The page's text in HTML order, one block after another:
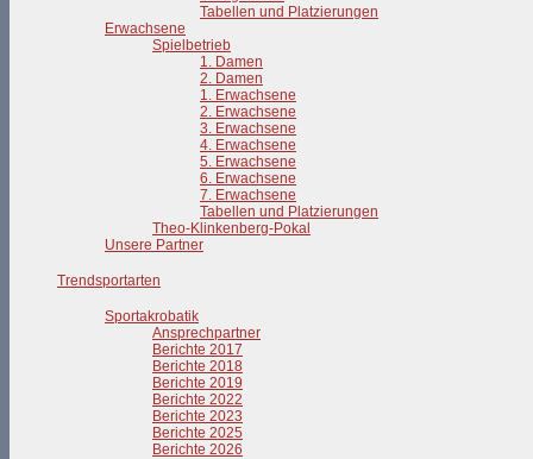
Tabellen und Platzierungen
Erwachsene
Spielbetrieb
1. Damen
2. Damen
1. Erwachsene
2. Erwachsene
3. Erwachsene
4. Erwachsene
5. Erwachsene
6. Erwachsene
7. Erwachsene
Tabellen und Platzierungen
Theo-Klinkenberg-Pokal
Unsere Partner
Trendsportarten
Sportakrobatik
Ansprechpartner
Berichte 2017
Berichte 2018
Berichte 2019
Berichte 2022
Berichte 2023
Berichte 2025
Berichte 2026